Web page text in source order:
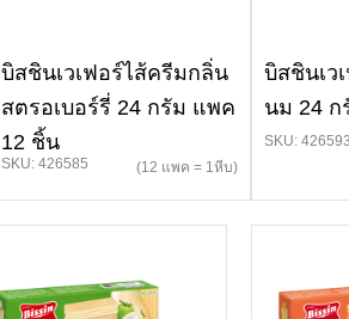
บิสชินเวเฟอร์ไส้ครีมกลิ่น
สตรอเบอร์รี่ 24 กรัม แพค
12 ชิ้น
SKU: 426585 (12 แพค = 1หีบ)
บิสชินเว
นม 24 ก
SKU: 426593